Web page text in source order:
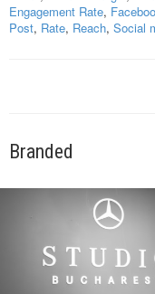
Engagement Rate,
Post, Rate, Reach, Social
Branded